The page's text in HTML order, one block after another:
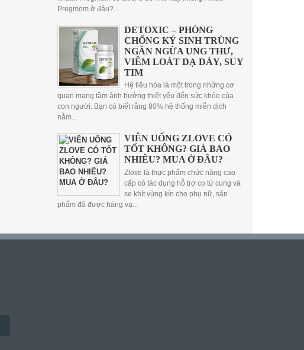
Pregmom ở đâu?...
DETOXIC – PHÒNG
CHỐNG KÝ SINH TRÙNG
NGĂN NGỪA UNG THƯ,
VIÊM LOÁT DẠ DÀY, SUY
TIM
Hệ tiêu hóa là một trong những cơ
quan mang tầm ảnh hưởng thiết yếu đến sức khỏe của
con người. Bạn có biết rằng 80% hệ thống miễn dịch
nằm...
VIÊN UỐNG ZLOVE CÓ
TỐT KHÔNG? GIÁ BAO
NHIÊU? MUA Ở ĐÂU?
Zlove là thực phẩm chức năng cao
cấp có tác dụng hỗ trợ co tử cung và
se khít vùng kín cho phụ nữ, sản
phẩm đã được hàng vạ...